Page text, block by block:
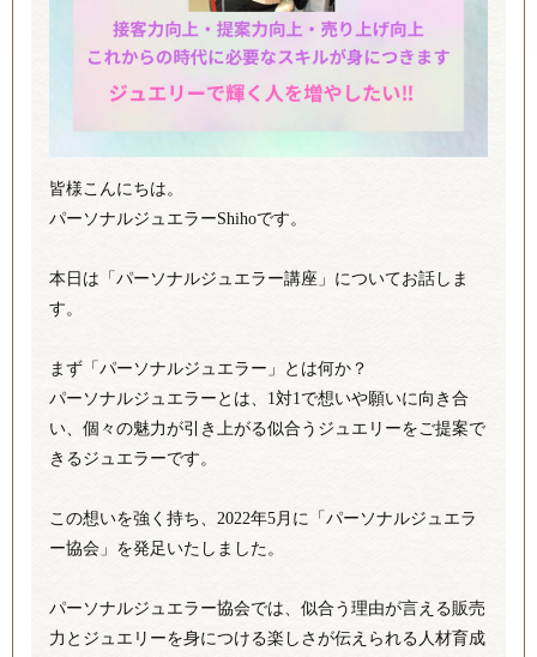
皆様こんにちは。
パーソナルジュエラーShihoです。
本日は「パーソナルジュエラー講座」についてお話しま
す。
まず「パーソナルジュエラー」とは何か？
パーソナルジュエラーとは、1対1で想いや願いに向き合
い、個々の魅力が引き上がる似合うジュエリーをご提案で
きるジュエラーです。
この想いを強く持ち、2022年5月に「パーソナルジュエラ
ー協会」を発足いたしました。
パーソナルジュエラー協会では、似合う理由が言える販売
力とジュエリーを身につける楽しさが伝えられる人材育成